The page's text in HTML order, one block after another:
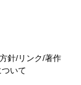
針/リンク/著作
いて